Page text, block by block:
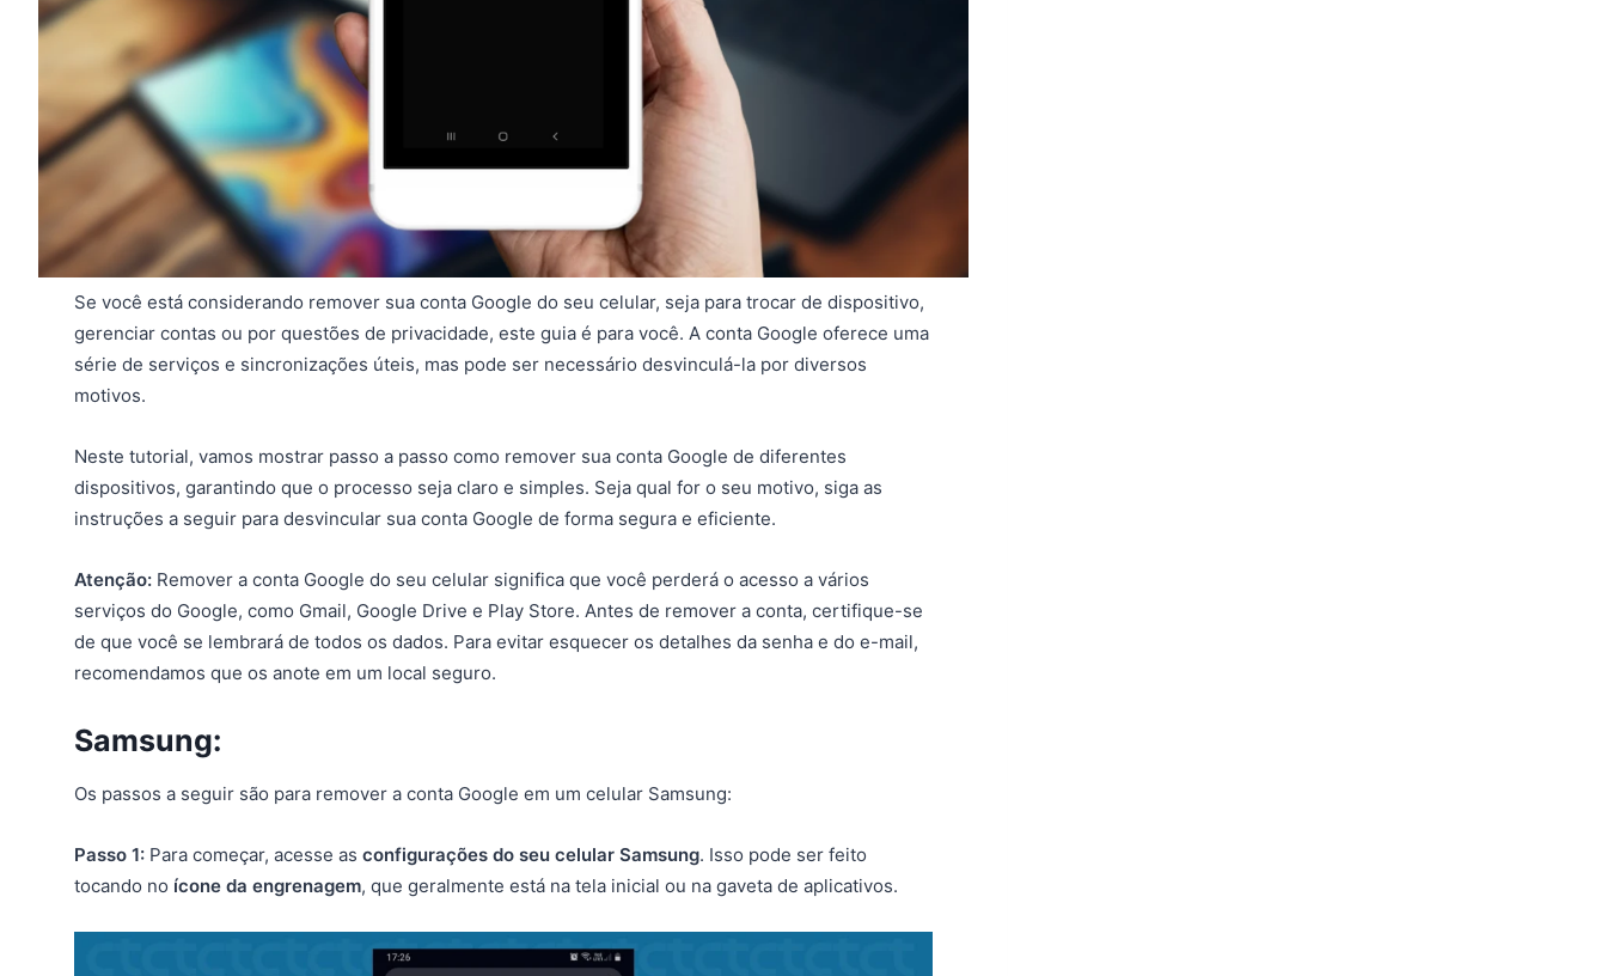
Se você está considerando remover sua conta Google do seu celular, seja para trocar de dispositivo,
gerenciar contas ou por questões de privacidade, este guia é para você. A conta Google oferece uma
série de serviços e sincronizações úteis, mas pode ser necessário desvinculá-la por diversos
motivos.
Neste tutorial, vamos mostrar passo a passo como remover sua conta Google de diferentes
dispositivos, garantindo que o processo seja claro e simples. Seja qual for o seu motivo, siga as
instruções a seguir para desvincular sua conta Google de forma segura e eficiente.
Atenção: Remover a conta Google do seu celular significa que você perderá o acesso a vários
serviços do Google, como Gmail, Google Drive e Play Store. Antes de remover a conta, certifique-se
de que você se lembrará de todos os dados. Para evitar esquecer os detalhes da senha e do e-mail,
recomendamos que os anote em um local seguro.
Samsung:
Os passos a seguir são para remover a conta Google em um celular Samsung:
Passo 1: Para começar, acesse as configurações do seu celular Samsung. Isso pode ser feito
tocando no ícone da engrenagem, que geralmente está na tela inicial ou na gaveta de aplicativos.